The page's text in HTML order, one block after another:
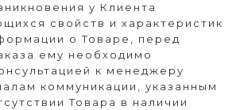
у Клиента
свойств и характеристик
о Товаре, перед
ему необходимо
к менеджеру
коммуникации, указанным
Товара в наличии